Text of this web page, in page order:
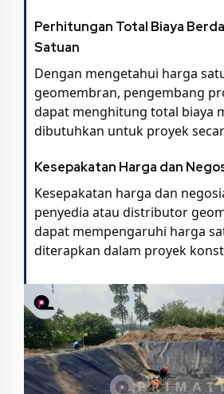
Perhitungan Total Biaya
Satuan
Dengan mengetahui harga
geomembran, pengembang
dapat menghitung total biaya
dibutuhkan untuk proyek
Kesepakatan Harga dan
Kesepakatan harga dan
penyedia atau distributor
dapat mempengaruhi harga
diterapkan dalam proyek